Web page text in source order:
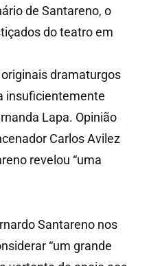
de Santareno, o
do teatro em
dramaturgos
insuficientemente
Lapa. Opinião
Carlos Avilez
revelou “uma
Santareno nos
“um grande